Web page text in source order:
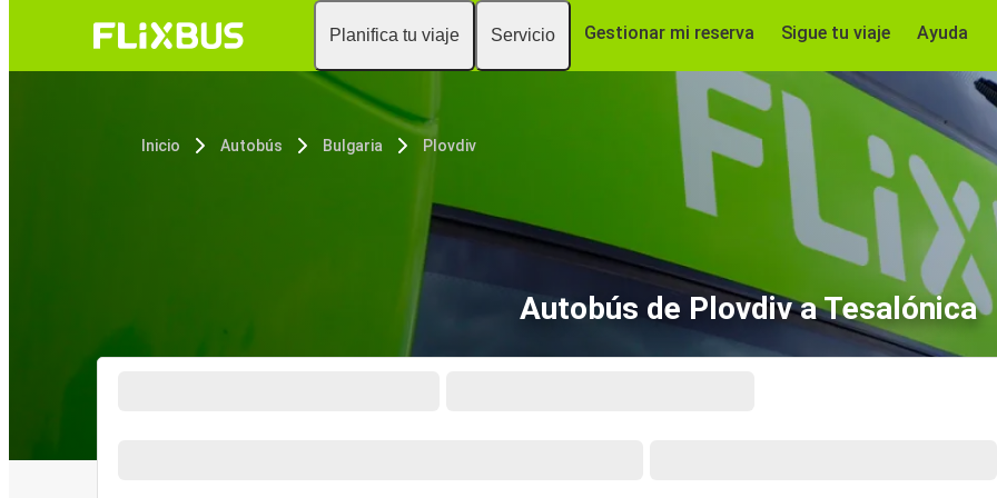
Planifica tu viaje Servicio Gestionar mi reserva Sigue tu viaje Ayuda
Inicio Autobús Bulgaria Plovdiv
Autobús de Plovdiv a Tesalónica